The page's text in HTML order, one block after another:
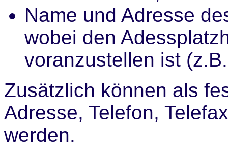
Name und Adresse
wobei den
voranzustellen ist
Zusätzlich können als
Adresse, Telefon,
werden.